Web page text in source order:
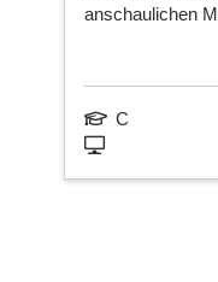
anschaulichen
C